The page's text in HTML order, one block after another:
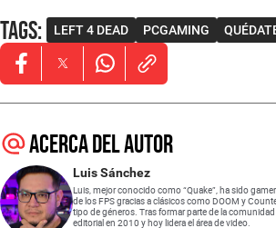
Tags: LEFT 4 DEAD PCGAMING
Opens in new window
Opens in new window
Opens in new window
Acerca del autor
Luis Sánchez
Luis, mejor conocido como “Quake”, ha sido
de los FPS gracias a clásicos como DOOM y
tipo de géneros. Tras formar parte de la comunidad
editorial en 2010 y hoy lidera el área de video.